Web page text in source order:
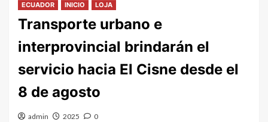
ECUADOR INICIO LOJA
Transporte urbano e
interprovincial brindarán el
servicio hacia El Cisne desde el
8 de agosto
admin 2025 0